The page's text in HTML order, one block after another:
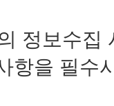
정보수집
항을 필수